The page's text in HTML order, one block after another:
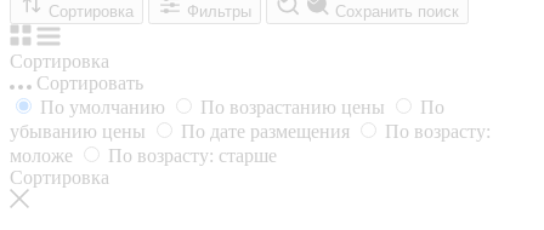
Сортировка
Фильтры Сохранить поиск
Сортировка
Сортировать
По умолчанию
По возрастанию цены
По
убыванию цены
По дате размещения
По возрасту:
моложе
По возрасту: старше
Сортировка